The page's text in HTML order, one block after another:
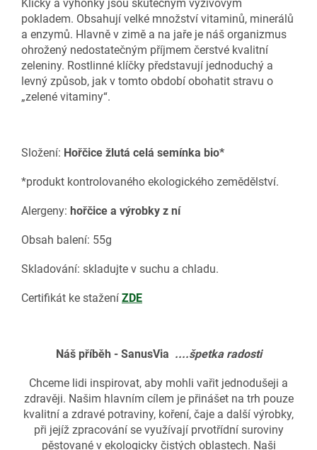
Klíčky a výhonky jsou skutečným výživovým
pokladem. Obsahují velké množství vitaminů, minerálů
a enzymů. Hlavně v zimě a na jaře je náš organizmus
ohrožený nedostatečným příjmem čerstvé kvalitní
zeleniny. Rostlinné klíčky představují jednoduchý a
levný způsob, jak v tomto období obohatit stravu o
„zelené vitaminy“.
Složení: Hořčice žlutá celá semínka bio*
*produkt kontrolovaného ekologického zemědělství.
Alergeny: hořčice a výrobky z ní
Obsah balení: 55g
Skladování: skladujte v suchu a chladu.
Certifikát ke stažení ZDE
Náš příběh - SanusVia ....špetka radosti
Chceme lidi inspirovat, aby mohli vařit jednodušeji a
zdravěji. Našim hlavním cílem je přinášet na trh pouze
kvalitní a zdravé potraviny, koření, čaje a další výrobky,
při jejíž zpracování se využívají prvotřídní suroviny
pěstované v ekologicky čistých oblastech. Naši